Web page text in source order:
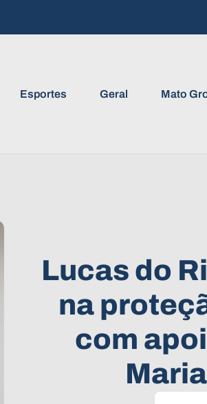
Esportes Geral Mato
Lucas do
na
com